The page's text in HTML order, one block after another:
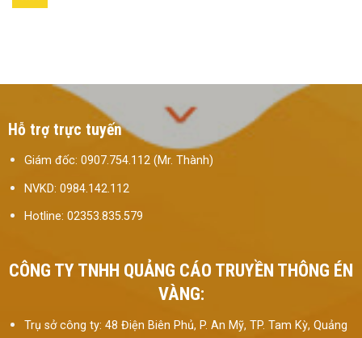
Hỗ trợ trực tuyến
Giám đốc: 0907.754.112 (Mr. Thành)
NVKD: 0984.142.112
Hotline: 02353.835.579
CÔNG TY TNHH QUẢNG CÁO TRUYỀN THÔNG ÉN
VÀNG:
Trụ sở công ty: 48 Điện Biên Phủ, P. An Mỹ, TP. Tam Kỳ, Quảng